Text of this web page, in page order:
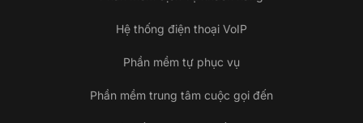
Hệ thống điện thoại VoIP
Phần mềm tự phục vụ
Phần mềm trung tâm cuộc gọi đến